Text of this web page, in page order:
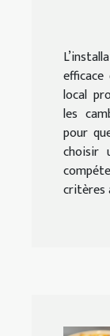
local
les
pour
choisir
critères